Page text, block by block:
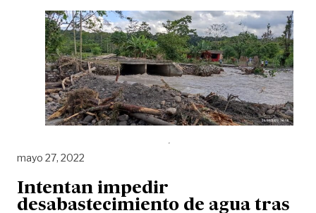
mayo 27, 2022
Intentan impedir
desabastecimiento de agua tras